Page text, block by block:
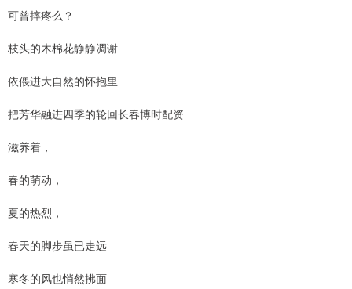
可曾摔疼么？
枝头的木棉花静静凋谢
依偎进大自然的怀抱里
把芳华融进四季的轮回长春博时配资
滋养着，
春的萌动，
夏的热烈，
春天的脚步虽已走远
寒冬的风也悄然拂面